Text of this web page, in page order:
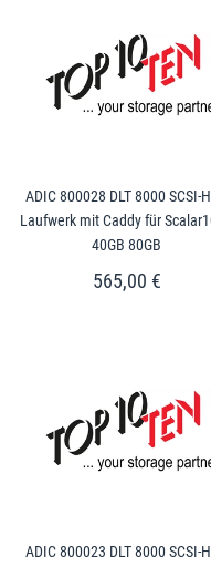
ADIC 800028 DLT 8000 SCSI-
Laufwerk mit Caddy für
40GB 80GB
565,00 €
ADIC 800023 DLT 8000 SCSI-